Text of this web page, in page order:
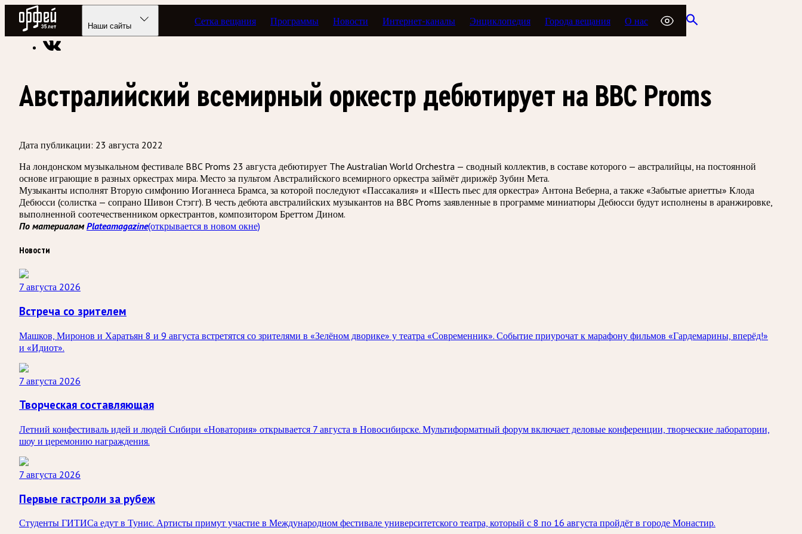
Радио Орфей
Наши сайты Сетка вещания Программы Новости Интернет-каналы Энциклопедия Города вещания О нас
Радио классической музыки «Орфей» Новости
Австралийский всемирный оркестр дебютирует на BBC Proms
Дата публикации: 23 августа 2022
На лондонском музыкальном фестивале BBC Proms 23 августа дебютирует The Australian World Orchestra — сводный коллектив, в составе которого — австралийцы, на постоянной
основе играющие в разных оркестрах мира. Место за пультом Австралийского всемирного оркестра займёт дирижёр Зубин Мета.
Музыканты исполнят Вторую симфонию Иоганнеса Брамса, за которой последуют «Пассакалия» и «Шесть пьес для оркестра» Антона Веберна, а также «Забытые ариетты» Клода
Дебюсси (солистка — сопрано Шивон Стэгг). В честь дебюта австралийских музыкантов на BBC Proms заявленные в программе миниатюры Дебюсси будут исполнены в аранжировке,
выполненной соотечественником оркестрантов, композитором Бреттом Дином.
По материаламPlateamagazine(открывается в новом окне)
Новости
7 августа 2026
Встреча со зрителем
Машков, Миронов и Харатьян 8 и 9 августа встретятся со зрителями в «Зелёном дворике» у театра «Современник». Событие приурочат к марафону фильмов «Гардемарины, вперёд!»
и «Идиот».
7 августа 2026
Творческая составляющая
Летний конфестиваль идей и людей Сибири «Новатория» открывается 7 августа в Новосибирске. Мультиформатный форум включает деловые конференции, творческие лаборатории,
шоу и церемонию награждения.
7 августа 2026
Первые гастроли за рубеж
Студенты ГИТИСа едут в Тунис. Артисты примут участие в Международном фестивале университетского театра, который с 8 по 16 августа пройдёт в городе Монастир.